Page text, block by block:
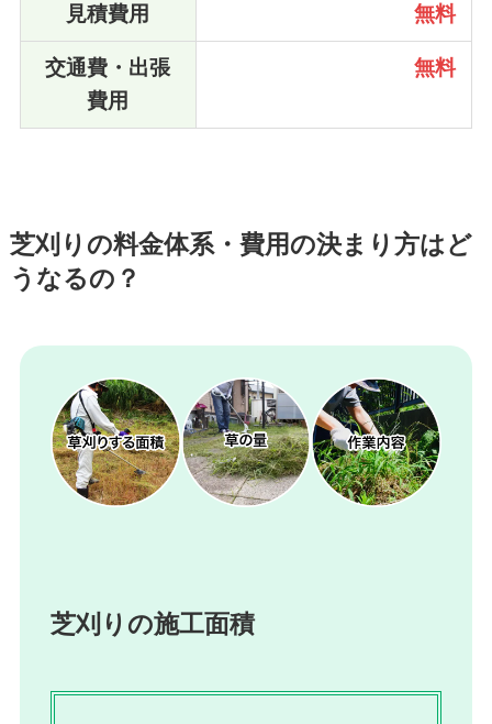
見積費用 無料
交通費・出張
費用
無料
芝刈りの料金体系・費用の決まり方はど
うなるの？
芝刈りの施工面積